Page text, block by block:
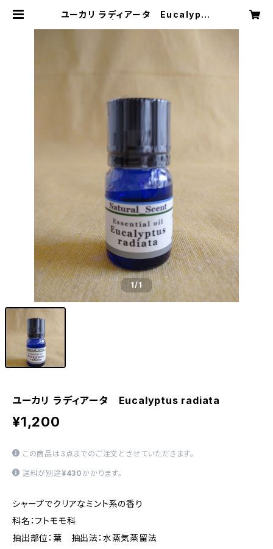
ユーカリ ラディアータ Eucalyptu
1/1
ユーカリ ラディアータ Eucalyptus radiata
¥1,200
この商品は3点までのご注文とさせていただきます。
送料が別途 ¥430 かかります。
シャープでクリアなミント系の香り
科名：フトモモ科
抽出部位：葉 抽出法：水蒸気蒸留法